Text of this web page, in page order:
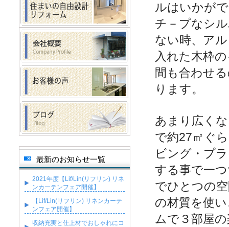
ルはいかが
チ－プなシ
ない時、ア
入れた木枠
間も合わせ
ります。
あまり広く
で約27㎡ぐ
ビング・プ
する事で一
でひとつの
の材質を使
ムで３部屋
最新のお知らせ一覧
2021年度【Lif/Lin(リフリン) リネ
ンカーテンフェア開催】
【Lif/Lin(リフリン) リネンカーテ
ンフェア開催】
収納充実と仕上材でおしゃれにコ